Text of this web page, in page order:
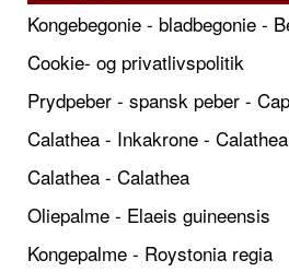
Kongebegonie - bladbegonie -
Cookie- og privatlivspolitik
Prydpeber - spansk peber -
Calathea - Inkakrone -
Calathea - Calathea
Oliepalme - Elaeis guineensis
Kongepalme - Roystonia regia